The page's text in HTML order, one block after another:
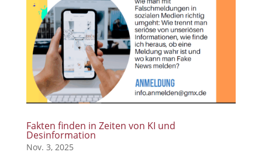
Fakten finden in Zeiten von KI und
Desinformation
Nov. 3, 2025